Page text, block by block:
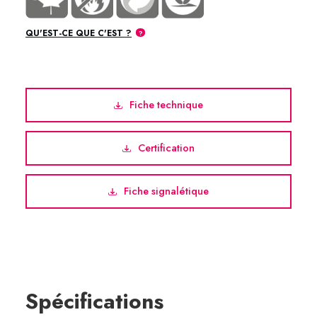
QU'EST-CE QUE C'EST ?
Fiche technique
Certification
Fiche signalétique
Spécifications